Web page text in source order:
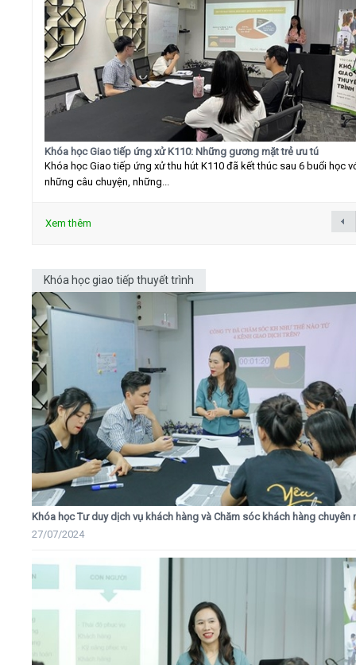
Khóa học Giao tiếp ứng xử K110: Những gương mặt trẻ ưu tú
Khóa học Giao tiếp ứng xử thu hút K110 đã kết thúc sau 6 buổi học
những câu chuyện, những...
Xem thêm
Khóa học giao tiếp thuyết trình
Khóa học Tư duy dịch vụ khách hàng và Chăm sóc khách hàng chuyên
27/07/2024